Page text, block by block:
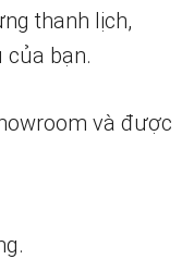
thanh lịch,
bạn.
và được